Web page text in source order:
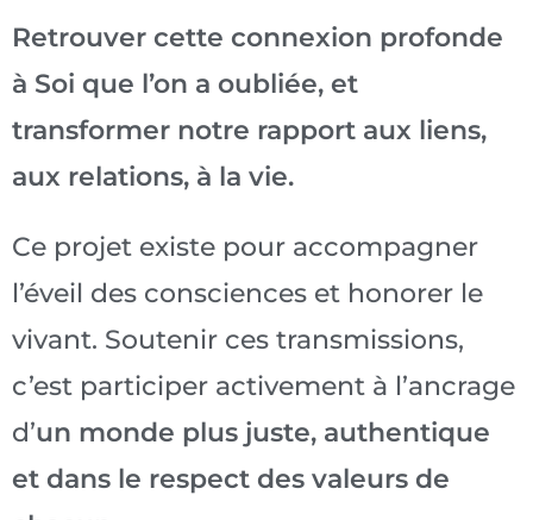
Retrouver cette connexion profonde
à Soi que l’on a oubliée, et
transformer notre rapport aux liens,
aux relations, à la vie.
Ce projet existe pour accompagner
l’éveil des consciences et honorer le
vivant. Soutenir ces transmissions,
c’est participer activement à l’ancrage
d’un monde plus juste, authentique
et dans le respect des valeurs de